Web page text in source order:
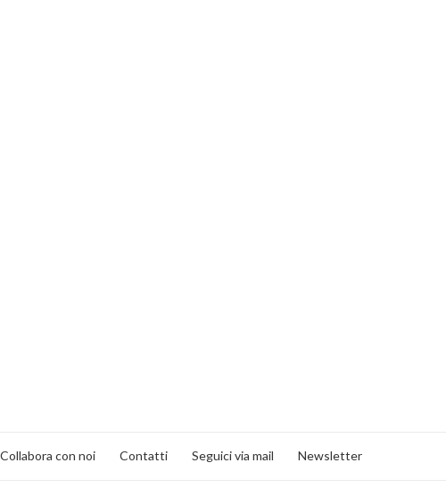
Collabora con noi Contatti Seguici via mail Newsletter